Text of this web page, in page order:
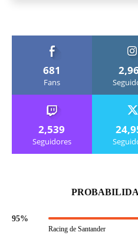
681
Fans
2,539
Seguidores
95%
Racing de Santander